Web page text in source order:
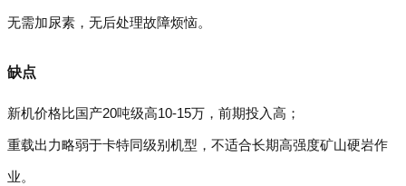
无需加尿素，无后处理故障烦恼。
缺点
新机价格比国产20吨级高10-15万，前期投入高；
重载出力略弱于卡特同级别机型，不适合长期高强度矿山硬岩作
业。